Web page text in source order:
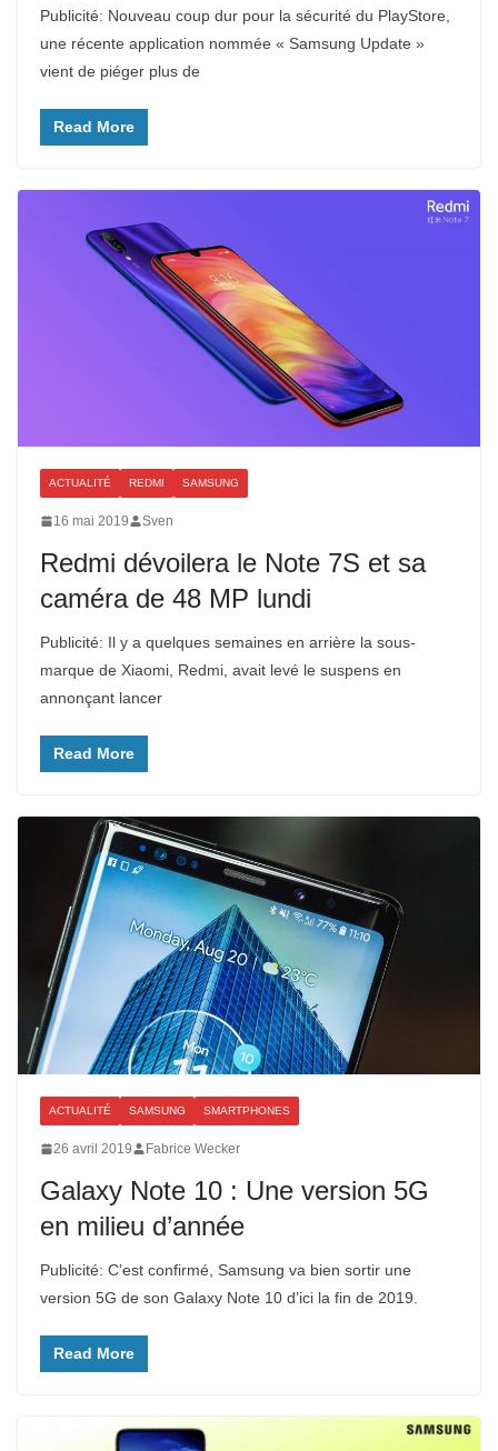
Publicité: Nouveau coup dur pour la sécurité du PlayStore,
une récente application nommée « Samsung Update »
vient de piéger plus de
Read More
ACTUALITÉ REDMI SAMSUNG
16 mai 2019 Sven
Redmi dévoilera le Note 7S et sa
caméra de 48 MP lundi
Publicité: Il y a quelques semaines en arrière la sous-
marque de Xiaomi, Redmi, avait levé le suspens en
annonçant lancer
Read More
ACTUALITÉ SAMSUNG SMARTPHONES
26 avril 2019 Fabrice Wecker
Galaxy Note 10 : Une version 5G
en milieu d’année
Publicité: C’est confirmé, Samsung va bien sortir une
version 5G de son Galaxy Note 10 d’ici la fin de 2019.
Read More